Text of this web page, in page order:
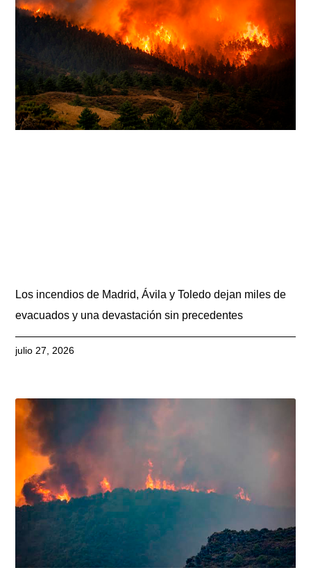
Los incendios de Madrid, Ávila y Toledo dejan miles de
evacuados y una devastación sin precedentes
julio 27, 2026